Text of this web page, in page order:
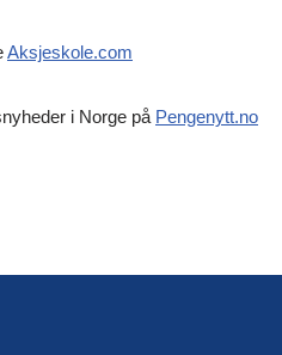
Aksjeskole.com
i Norge på Pengenytt.no